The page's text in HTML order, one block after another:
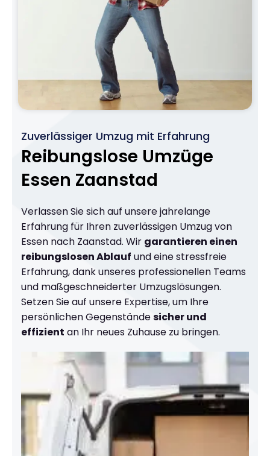
Zuverlässiger Umzug mit Erfahrung
Reibungslose Umzüge
Essen Zaanstad
Verlassen Sie sich auf unsere jahrelange
Erfahrung für Ihren zuverlässigen Umzug von
Essen nach Zaanstad. Wir garantieren einen
reibungslosen Ablauf und eine stressfreie
Erfahrung, dank unseres professionellen Teams
und maßgeschneiderter Umzugslösungen.
Setzen Sie auf unsere Expertise, um Ihre
persönlichen Gegenständesicher und
effizient an Ihr neues Zuhause zu bringen.